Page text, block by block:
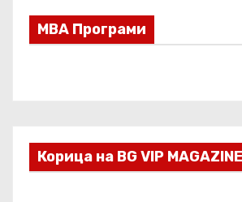
МВА Програми
Корица на BG VIP MAGAZINE